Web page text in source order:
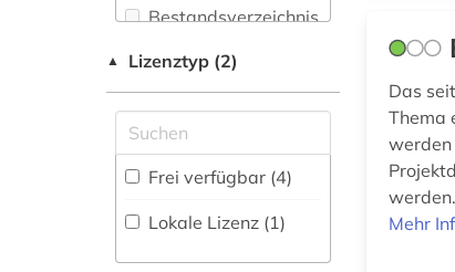
Pharmazie (0)
Elektrotechnik,
Elektronik,
Nachrichtentechnik (0)
Energietechnik (1)
Ethnologie (0)
Geographie (1)
building information
modeling (1)
denkmalpflege (1)
energiebewusstes
bauen (6)
Bestandsverzeichnis
Buchhandelsverzeichnis
Disziplinäre
Forschungsdatenrepositorien
▲ Lizenztyp (2)
Frei verfügbar (4)
Lokale Lizenz (1)
Das
Thema
werden
Mehr